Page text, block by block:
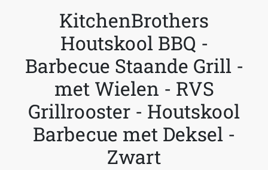
KitchenBrothers
Houtskool BBQ -
Barbecue Staande Grill -
met Wielen - RVS
Grillrooster - Houtskool
Barbecue met Deksel -
Zwart